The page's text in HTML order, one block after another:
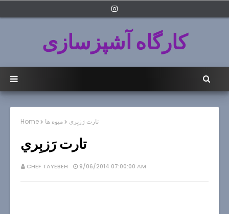
کارگاه آشپزسازی
Home میوه ها تارت رَزبِري
تارت رَزبِري
CHEF TAYEBEH 9/06/2014 07:00:00 AM